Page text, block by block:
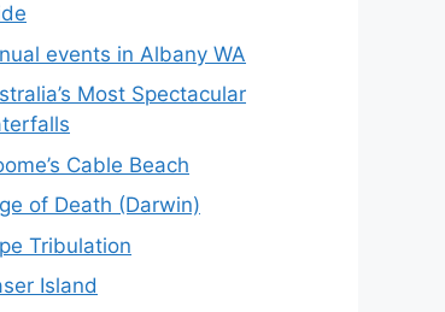
events in Albany WA
Most Spectacular
Cable Beach
of Death (Darwin)
Tribulation
Island